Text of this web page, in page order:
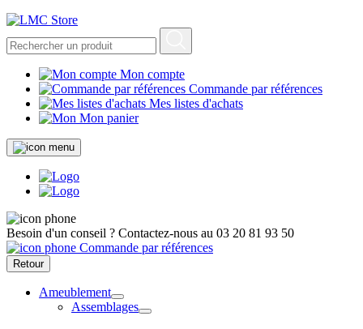
Mon compte
Commande par références
Mes listes d'achats
Mon panier
Besoin d'un conseil ? Contactez-nous au 03 20 81 93 50
Commande par références
Retour
Ameublement
Assemblages